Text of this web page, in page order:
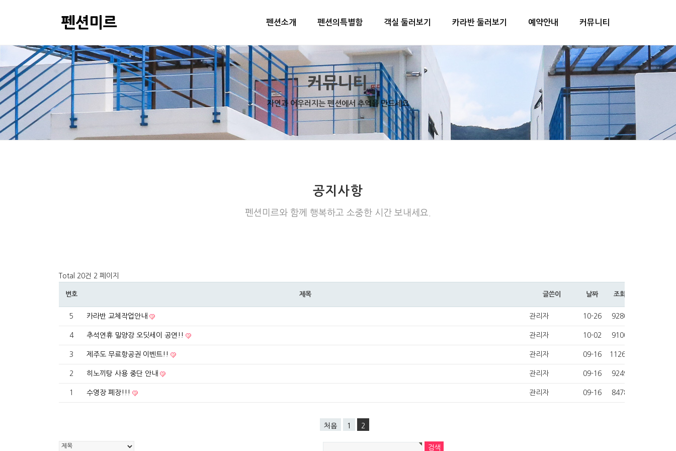
펜션소개 펜션의특별함 객실 둘러보기 카라반 둘러보기 예약안내 커뮤니티
커뮤니티
자연과 어우러지는 펜션에서 추억을 만드세요
공지사항
펜션미르와 함께 행복하고 소중한 시간 보내세요.
Total 20건 2 페이지
번호 제목 글쓴이 날짜 조회
5 카라반 교체작업안내 관리자 10-26 9280
4 추석연휴 밀양강 오딧세이 공연!! 관리자 10-02 9100
3 제주도 무료항공권 이벤트!! 관리자 09-16 11264
2 히노끼탕 사용 중단 안내 관리자 09-16 9249
1 수영장 폐장!!! 관리자 09-16 8478
처음 1 2